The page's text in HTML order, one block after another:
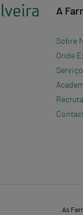
A
Sobre
Onde
As